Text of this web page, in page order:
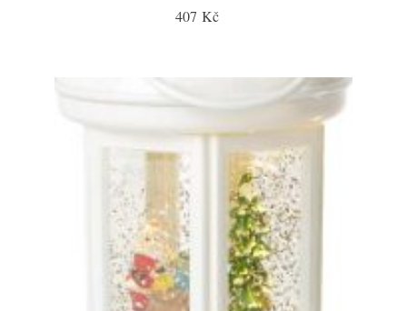
407 Kč